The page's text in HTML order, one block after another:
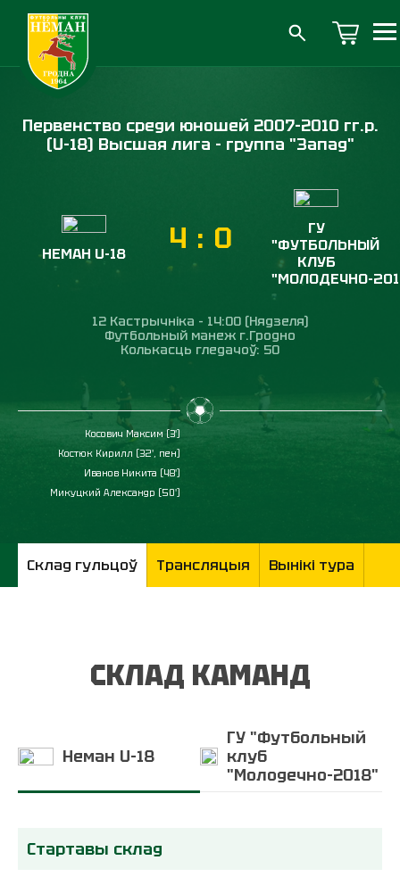
Первенство среди юношей 2007-2010 гг.р.
(U-18) Высшая лига - группа "Запад"
НЕМАН U-18 4 : 0
ГУ
"ФУТБОЛЬНЫЙ
КЛУБ
"МОЛОДЕЧНО-
12 Кастрычніка - 14:00 (Нядзеля)
Футбольный манеж г.Гродно
Колькасць гледачоў: 50
Косович Максим (3')
Костюк Кирилл (32', пен)
Иванов Никита (48')
Микуцкий Александр (50')
Склад гульцоў Трансляцыя Вынікі тура
СКЛАД КАМАНД
Неман U-18
ГУ "Футбольный
клуб
"Молодечно-2018"
Стартавы склад